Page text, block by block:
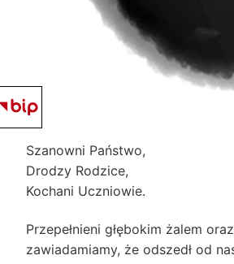
Szanowni Państwo,
Drodzy Rodzice,
Kochani Uczniowie.
Przepełnieni głębokim żalem
zawiadamiamy, że odszedł od